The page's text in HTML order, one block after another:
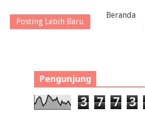
Posting Lebih Baru
Beranda
Pengunjung
3 7 7 3